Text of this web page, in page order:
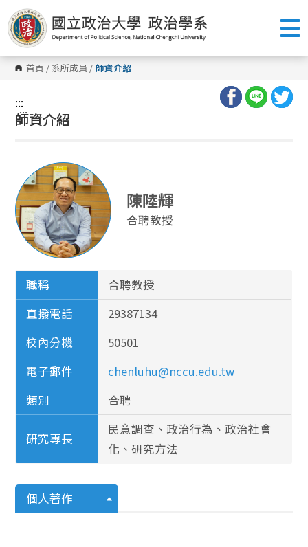
跳
到
主
要
內
容
區 首頁 / 系所成員 / 師資介紹
:::
:::
師資介紹
陳陸輝
合聘教授
職稱
合聘教授
直撥電話
29387134
校內分機
50501
電子郵件
chenluhu@nccu.edu.tw
類別
合聘
研究專長
民意調查、政治行為、政治社會
化、研究方法
個人著作